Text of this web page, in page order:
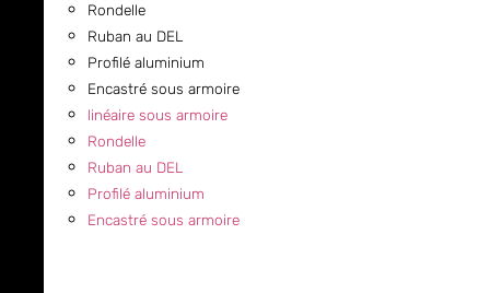
Rondelle
Ruban au DEL
Profilé aluminium
Encastré sous armoire
linéaire sous armoire
Rondelle
Ruban au DEL
Profilé aluminium
Encastré sous armoire